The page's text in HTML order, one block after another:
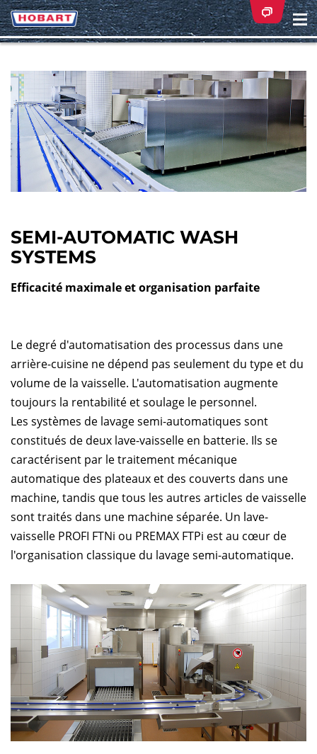
SEMI-AUTOMATIC WASH
SYSTEMS
Efficacité maximale et organisation parfaite
Le degré d'automatisation des processus dans une
arrière-cuisine ne dépend pas seulement du type et du
volume de la vaisselle. L'automatisation augmente
toujours la rentabilité et soulage le personnel.
Les systèmes de lavage semi-automatiques sont
constitués de deux lave-vaisselle en batterie. Ils se
caractérisent par le traitement mécanique
automatique des plateaux et des couverts dans une
machine, tandis que tous les autres articles de vaisselle
sont traités dans une machine séparée. Un lave-
vaisselle PROFI FTNi ou PREMAX FTPi est au cœur de
l'organisation classique du lavage semi-automatique.